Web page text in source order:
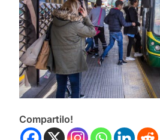
Compartilo!